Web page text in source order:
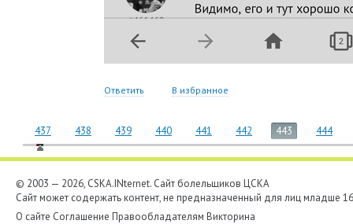
Ответить В избранное
437 438 439 440 441 442 443 444
© 2003 — 2026, CSKA.INternet. Cайт болельщиков ЦСКА
Сайт может содержать контент, не предназначенный для лиц младше
О сайте Соглашение Правообладателям Викторина